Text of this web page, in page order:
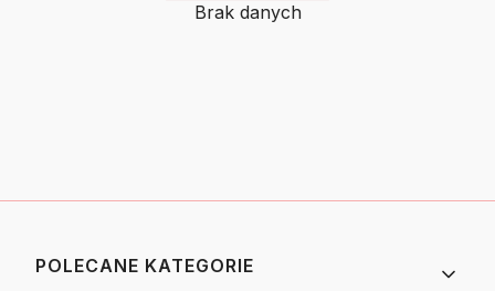
Brak danych
Linki w stopce
POLECANE KATEGORIE